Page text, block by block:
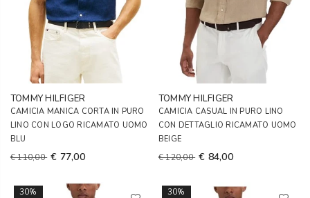
TOMMY HILFIGER
CAMICIA MANICA CORTA IN PURO
LINO CON LOGO RICAMATO UOMO
BLU
€ 110,00 € 77,00
TOMMY HILFIGER
CAMICIA CASUAL IN PURO LINO
CON DETTAGLIO RICAMATO UOMO
BEIGE
€ 120,00 € 84,00
30% 30%